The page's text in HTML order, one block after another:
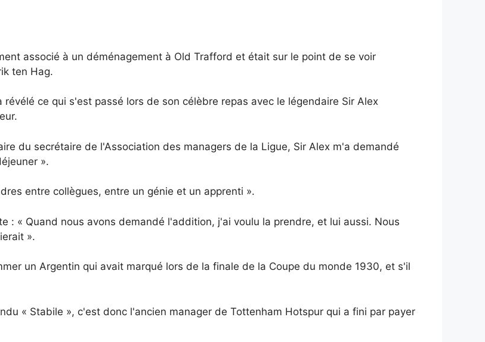
associé à un déménagement à Old Trafford et était sur le point de se voir
ten Hag.
ce qui s'est passé lors de son célèbre repas avec le légendaire Sir Alex
du secrétaire de l'Association des managers de la Ligue, Sir Alex m'a demandé
».
entre collègues, entre un génie et un apprenti ».
: « Quand nous avons demandé l'addition, j'ai voulu la prendre, et lui aussi. Nous
».
un Argentin qui avait marqué lors de la finale de la Coupe du monde 1930, et s'il
« Stabile », c'est donc l'ancien manager de Tottenham Hotspur qui a fini par payer